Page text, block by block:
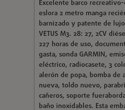
Excelente barco
eslora 2 metro manga
barnizado y patente de
VETUS M3. 28: 27, 2CV
227 horas de uso,
gasta, sonda GARMIN,
eléctrico, radiocasete, 3
alerón de popa, bomba de
nueva, toldo nuevo,
cañeros, soporte
baño inoxidables. Esta